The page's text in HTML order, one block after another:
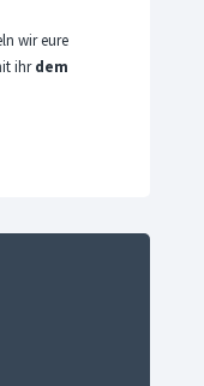
wir eure
ihrdem